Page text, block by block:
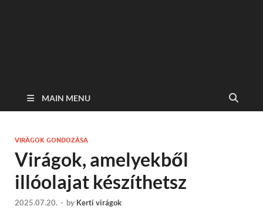
MAIN MENU
VIRÁGOK GONDOZÁSA
Virágok, amelyekből
illóolajat készíthetsz
2025.07.20. - by Kerti virágok